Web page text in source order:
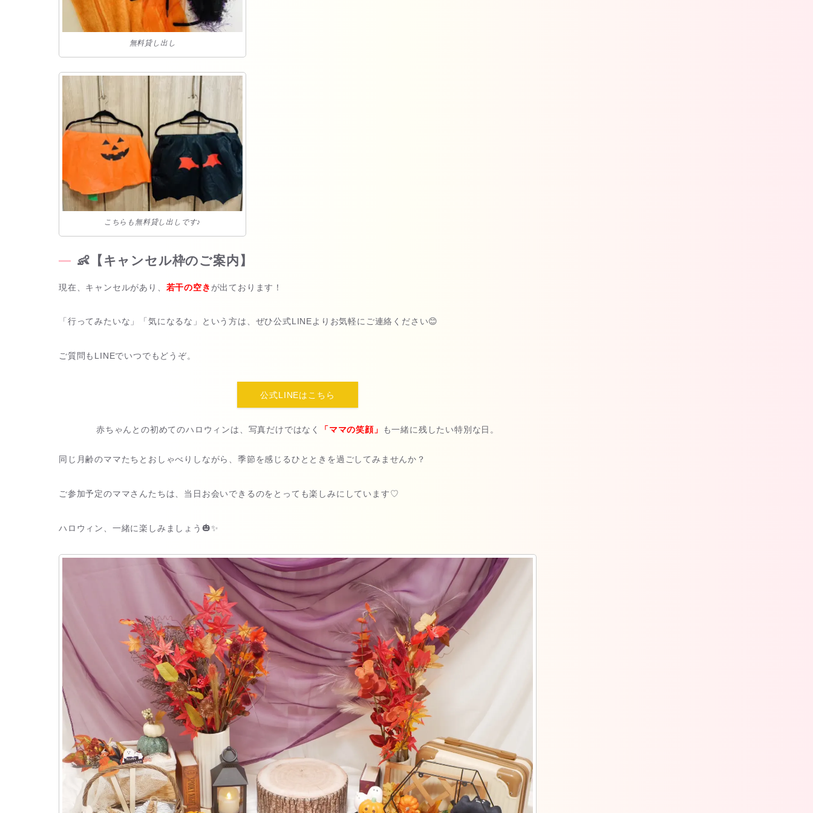
無料貸し出し
こちらも無料貸し出しです♪
👶【キャンセル枠のご案内】
現在、キャンセルがあり、 若干の空き が出ております！
「行ってみたいな」「気になるな」という方は、ぜひ公式LINEよりお気軽にご連絡ください😊
ご質問もLINEでいつでもどうぞ。
公式LINEはこちら
赤ちゃんとの初めてのハロウィンは、写真だけではなく 「ママの笑顔」 も一緒に残したい特別な日。
同じ月齢のママたちとおしゃべりしながら、季節を感じるひとときを過ごしてみませんか？
ご参加予定のママさんたちは、当日お会いできるのをとっても楽しみにしています♡
ハロウィン、一緒に楽しみましょう🎃✨